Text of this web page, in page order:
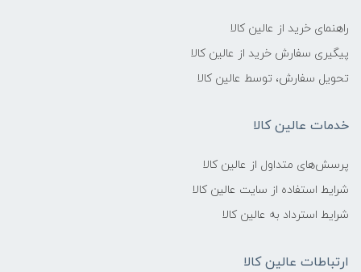
راهنمای خرید از عالین کالا
پیگیری سفارش خرید از عالین کالا
تحویل سفارش، توسط عالین کالا
خدمات عالین کالا
پرسش‌های متداول از عالین کالا
شرایط استفاده از سایت عالین کالا
شرایط استرداد به عالین کالا
ارتباطات عالین کالا